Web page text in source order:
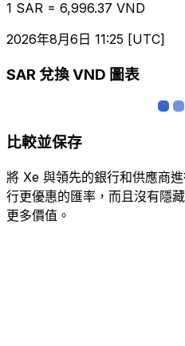
1 SAR = 6,996.37 VND
2026年8月6日 11:25 [UTC]
SAR 兌換 VND 圖表
比較並保存
將 Xe 與領先的銀行和供應商
行更優惠的匯率，而且沒有隱
更多價值。